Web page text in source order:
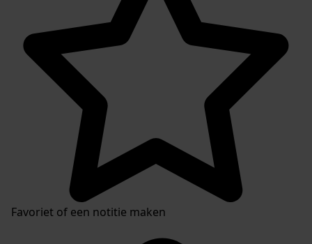
Favoriet of een notitie maken